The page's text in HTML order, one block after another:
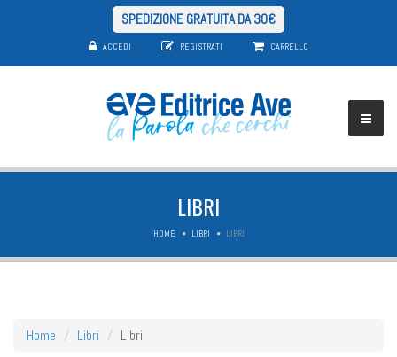
SPEDIZIONE GRATUITA DA 30€
ACCEDI REGISTRATI CARRELLO
LIBRI
HOME LIBRI LIBRI
Home Libri Libri